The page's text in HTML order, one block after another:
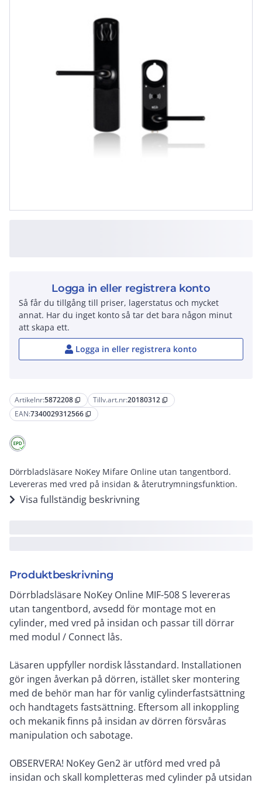
Artikelnr:5872208 content_copy Tillv.art.nr:20180312 content_copy
EAN:7340029312566 content_copy
Dörrbladsläsare NoKey Mifare Online utan tangentbord.
Levereras med vred på insidan & återutrymningsfunktion.
Visa fullständig beskrivning
Produktbeskrivning
Dörrbladsläsare NoKey Online MIF-508 S levereras
utan tangentbord, avsedd för montage mot en
cylinder, med vred på insidan och passar till dörrar
med modul / Connect lås.
Läsaren uppfyller nordisk låsstandard. Installationen
gör ingen åverkan på dörren, istället sker montering
med de behör man har för vanlig cylinderfastsättning
och handtagets fastsättning. Eftersom all inkoppling
och mekanik finns på insidan av dörren försvåras
manipulation och sabotage.
OBSERVERA! NoKey Gen2 är utförd med vred på
insidan och skall kompletteras med cylinder på utsidan
Logga in eller registrera konto
Så får du tillgång till priser, lagerstatus och mycket
annat. Har du inget konto så tar det bara någon minut
att skapa ett.
Logga in eller registrera konto